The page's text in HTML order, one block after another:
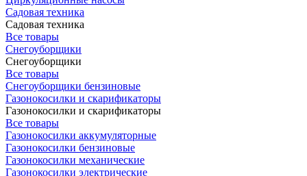
Садовая техника
Садовая техника
Все товары
Снегоуборщики
Снегоуборщики
Все товары
Снегоуборщики бензиновые
Газонокосилки и скарификаторы
Газонокосилки и скарификаторы
Все товары
Газонокосилки аккумуляторные
Газонокосилки бензиновые
Газонокосилки механические
Газонокосилки электрические